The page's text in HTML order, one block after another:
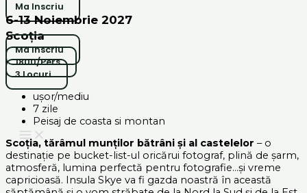
Ma Inscriu
6-13 Noiembrie 2027
Scoția
Ma Inscriu
1800/pers
3 Locuri
ușor/mediu
7 zile
Peisaj de coasta si montan
Scoția, tărâmul munților bătrâni și al castelelor – o
destinație pe bucket-list-ul oricărui fotograf, plină de șarm,
atmosferă, lumina perfectă pentru fotografie…și vreme
capricioasă. Insula Skye va fi gazda noastră în această